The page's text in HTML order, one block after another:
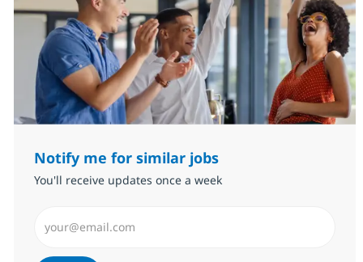
Notify me for similar jobs
You'll receive updates once a week